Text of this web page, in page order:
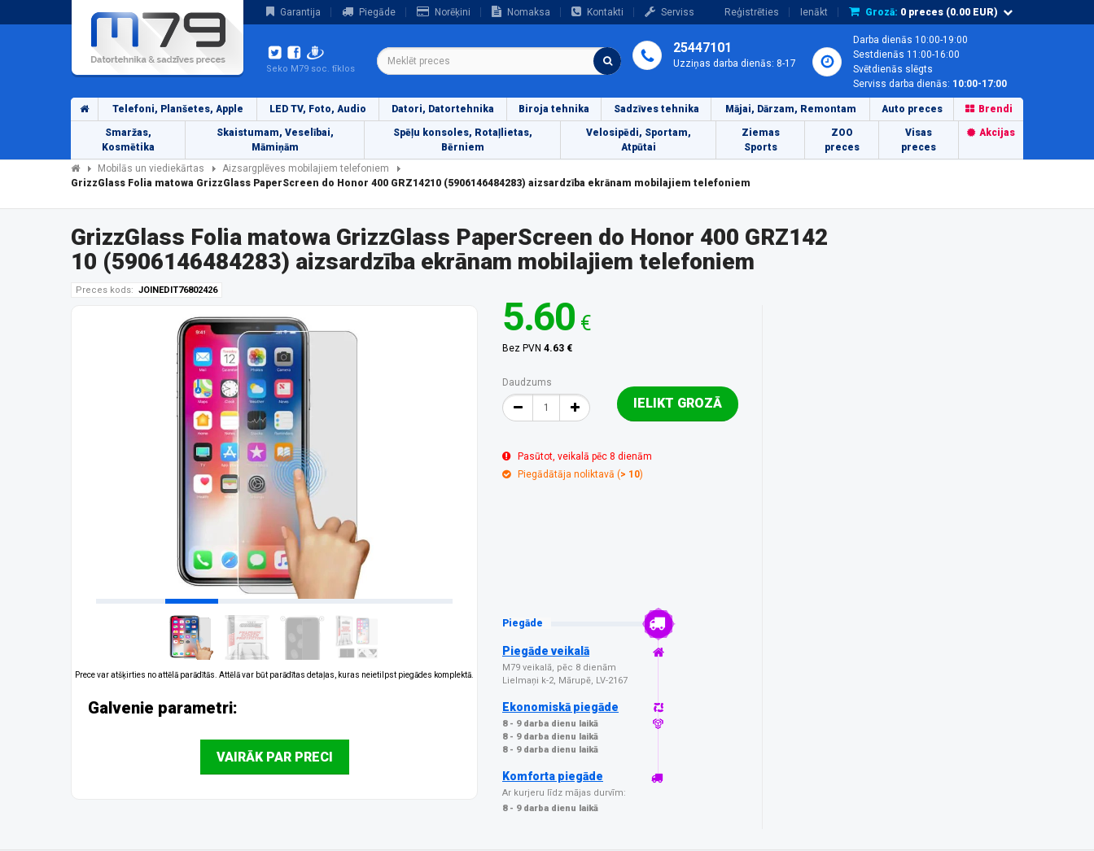
Garantija Piegāde Norēķini Nomaksa Kontakti Serviss Reģistrēties Ienākt Grozā: 0 preces (0.00 EUR)
Seko M79 soc. tīklos
25447101
Uzziņas darba dienās: 8-17
Darba dienās 10:00-19:00
Sestdienās 11:00-16:00
Svētdienās slēgts
Serviss darba dienās: 10:00-17:00
Telefoni, Planšetes, Apple LED TV, Foto, Audio Datori, Datortehnika Biroja tehnika Sadzīves tehnika Mājai, Dārzam, Remontam Auto preces Brendi
Smaržas,
Kosmētika
Skaistumam, Veselībai,
Māmiņām
Spēļu konsoles, Rotaļlietas,
Bērniem
Velosipēdi, Sportam,
Atpūtai
Ziemas
Sports
ZOO
preces
Visas
preces
Akcijas
Mobilās un viediekārtas
Aizsargplēves mobilajiem telefoniem
GrizzGlass Folia matowa GrizzGlass PaperScreen do Honor 400 GRZ14210 (5906146484283) aizsardzība ekrānam mobilajiem telefoniem
GrizzGlass Folia matowa GrizzGlass PaperScreen do Honor 400 GRZ142
10 (5906146484283) aizsardzība ekrānam mobilajiem telefoniem
Preces kods: JOINEDIT76802426
Prece var atšķirties no attēlā parādītās. Attēlā var būt parādītas detaļas, kuras neietilpst piegādes komplektā.
Galvenie parametri:
VAIRĀK PAR PRECI
5.60 €
Bez PVN 4.63 €
Daudzums
IELIKT GROZĀ
Pasūtot, veikalā pēc 8 dienām
Piegādātāja noliktavā (> 10)
Piegāde
Piegāde veikalā
M79 veikalā, pēc 8 dienām
Lielmaņi k-2, Mārupē, LV-2167
Ekonomiskā piegāde
8 - 9 darba dienu laikā
8 - 9 darba dienu laikā
8 - 9 darba dienu laikā
Komforta piegāde
Ar kurjeru līdz mājas durvīm:
8 - 9 darba dienu laikā